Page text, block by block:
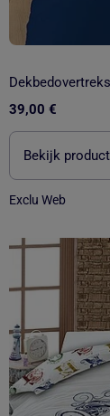
39,00 €
Bekijk product
Exclu Web